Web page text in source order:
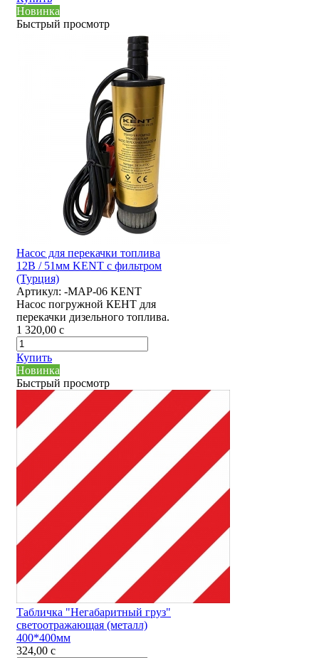
Новинка
Быстрый просмотр
Насос для перекачки топлива
12В / 51мм KENT с фильтром
(Турция)
Артикул: -MAP-06 KENT
Насос погружной КЕНТ для
перекачки дизельного топлива.
1 320,00 c
Купить
Новинка
Быстрый просмотр
Табличка "Негабаритный груз"
светоотражающая (металл)
400*400мм
324,00 c